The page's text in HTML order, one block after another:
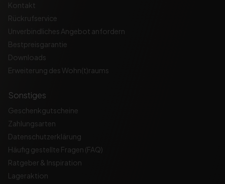
Kontakt
Rückrufservice
Unverbindliches Angebot anfordern
Bestpreisgarantie
Downloads
Erweiterung des Wohn(t)raums
Sonstiges
Geschenkgutscheine
Zahlungsarten
Datenschutzerklärung
Häufig gestellte Fragen (FAQ)
Ratgeber & Inspiration
Lageraktion